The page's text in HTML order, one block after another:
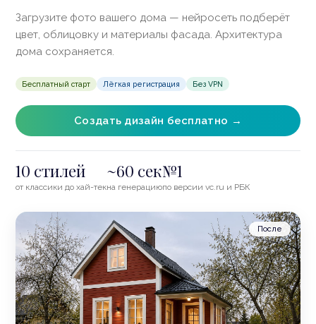
Загрузите фото вашего дома — нейросеть подберёт
цвет, облицовку и материалы фасада. Архитектура
дома сохраняется.
Бесплатный старт Лёгкая регистрация Без VPN
Создать дизайн бесплатно →
10 стилей
от классики до хай-тек
~60 сек
на генерацию
№1
по версии vc.ru и РБК
После